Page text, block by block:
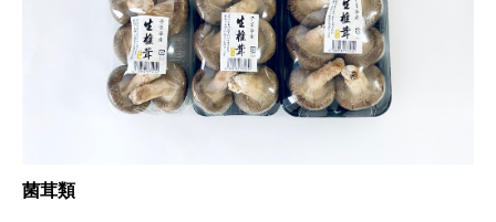
菌茸類